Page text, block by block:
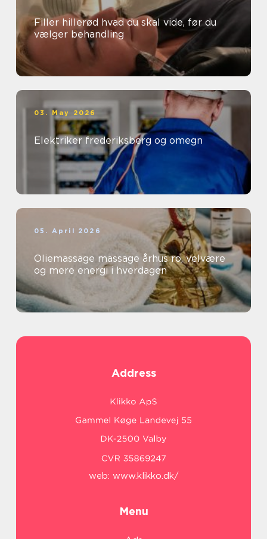
Filler hillerød hvad du skal vide, før du
vælger behandling
03. May 2026
Elektriker frederiksberg og omegn
05. April 2026
Oliemassage massage århus ro, velvære
og mere energi i hverdagen
Address
web: www.klikko.dk/
Menu